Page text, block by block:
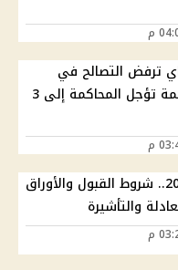
ترفض التصالح في
قضية الدهس والمحكمة تؤجل المحاكمة إلى 3
الدراسة خارج مصر 2026.. شروط القبول والأوراق
والتأشيرة